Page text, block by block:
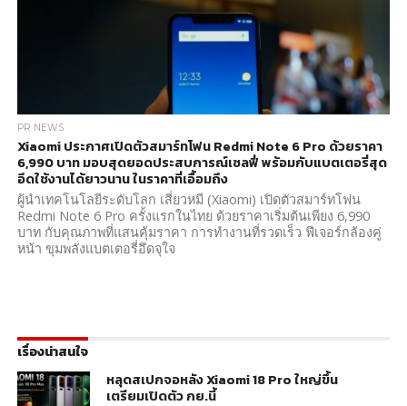
PR NEWS
Xiaomi ประกาศเปิดตัวสมาร์ทโฟน Redmi Note 6 Pro ด้วยราคา
6,990 บาท มอบสุดยอดประสบการณ์เซลฟี่ พร้อมกับแบตเตอรี่สุด
อึดใช้งานได้ยาวนาน ในราคาที่เอื้อมถึง
ผู้นําเทคโนโลยีระดับโลก เสี่ยวหมี (Xiaomi) เปิดตัวสมาร์ทโฟน
Redmi Note 6 Pro ครั้งแรกในไทย ด้วยราคาเริ่มต้นเพียง 6,990
บาท กับคุณภาพที่แสนคุ้มราคา การทํางานที่รวดเร็ว ฟีเจอร์กล้องคู่
หน้า ขุมพลังแบตเตอรี่อึดจุใจ
เรื่องน่าสนใจ
หลุดสเปกจอหลัง Xiaomi 18 Pro ใหญ่ขึ้น
เตรียมเปิดตัว กย.นี้